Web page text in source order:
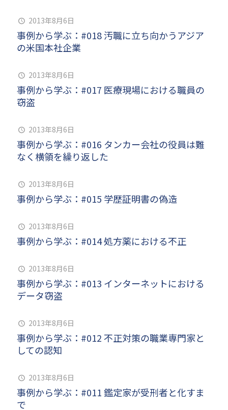
2013年8月6日
事例から学ぶ：#018 汚職に立ち向かうアジア
の米国本社企業
2013年8月6日
事例から学ぶ：#017 医療現場における職員の
窃盗
2013年8月6日
事例から学ぶ：#016 タンカー会社の役員は難
なく横領を繰り返した
2013年8月6日
事例から学ぶ：#015 学歴証明書の偽造
2013年8月6日
事例から学ぶ：#014 処方薬における不正
2013年8月6日
事例から学ぶ：#013 インターネットにおける
データ窃盗
2013年8月6日
事例から学ぶ：#012 不正対策の職業専門家と
しての認知
2013年8月6日
事例から学ぶ：#011 鑑定家が受刑者と化すま
で